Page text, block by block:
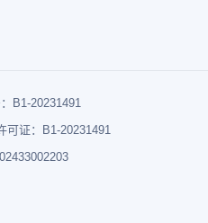
B1-20231491
可证：B1-20231491